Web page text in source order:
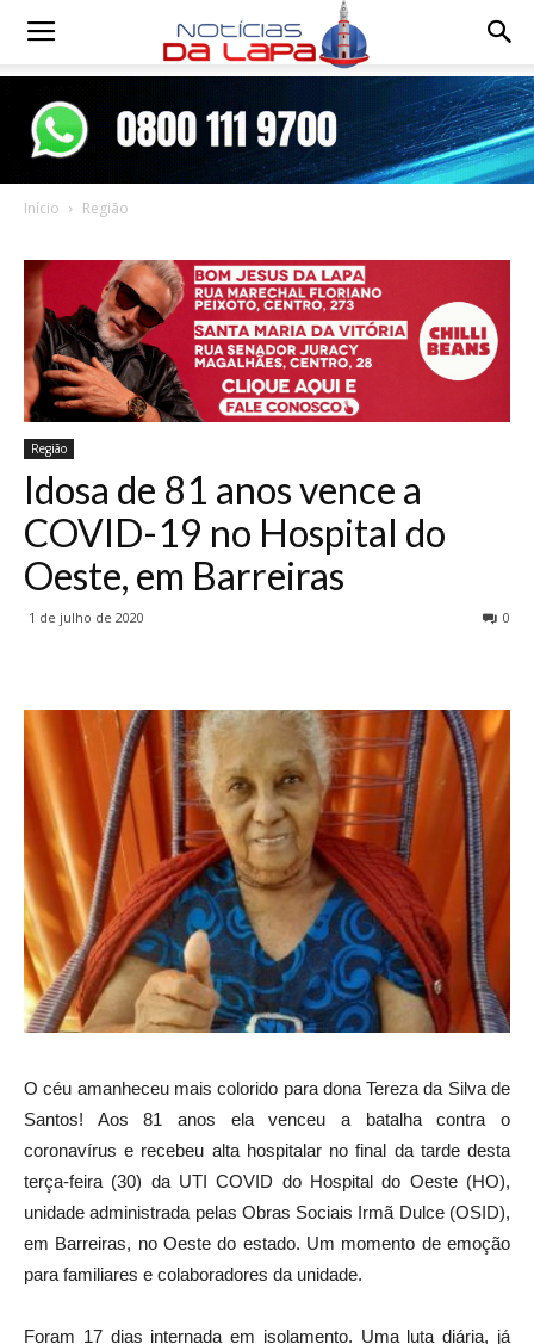
Notícias
Início Região
Região
Idosa de 81 anos vence a
COVID-19 no Hospital do
Oeste, em Barreiras
1 de julho de 2020 0
O céu amanheceu mais colorido para dona Tereza da Silva de
Santos! Aos 81 anos ela venceu a batalha contra o
coronavírus e recebeu alta hospitalar no final da tarde desta
terça-feira (30) da UTI COVID do Hospital do Oeste (HO),
unidade administrada pelas Obras Sociais Irmã Dulce (OSID),
em Barreiras, no Oeste do estado. Um momento de emoção
para familiares e colaboradores da unidade.
Foram 17 dias internada em isolamento. Uma luta diária, já